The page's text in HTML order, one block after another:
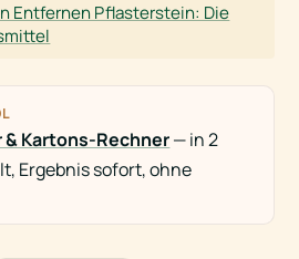
Entfernen Pflasterstein: Die
Kartons-Rechner— in 2
Ergebnis sofort, ohne